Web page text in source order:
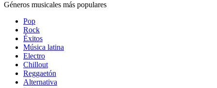
Géneros musicales más populares
Pop
Rock
Éxitos
Música latina
Electro
Chillout
Reggaetón
Alternativa